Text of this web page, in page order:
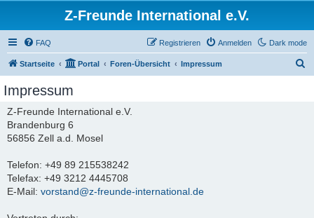
Z-Freunde International e.V.
Dark mode
FAQ Anmelden
Registrieren
Startseite Portal Foren-Übersicht Impressum
Impressum
Z-Freunde International e.V.
Brandenburg 6
56856 Zell a.d. Mosel
Telefon: +49 89 215538242
Telefax: +49 3212 4445708
E-Mail: vorstand@z-freunde-international.de